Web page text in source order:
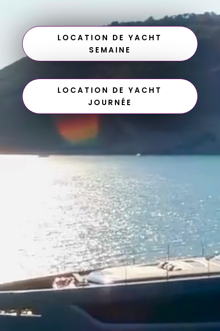
LOCATION DE YACHT
SEMAINE
LOCATION DE YACHT
JOURNÉE